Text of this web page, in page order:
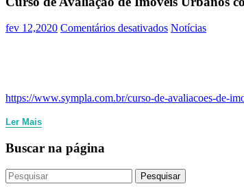
fev 12,2020 Comentários desativadosem
Urbanos
a
Notícias
https://www.sympla.com.br/curso-de-avaliacoes-de-
Ler Mais
Buscar na página